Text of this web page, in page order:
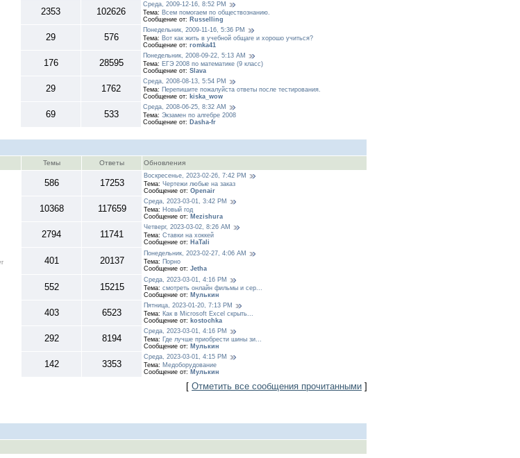
2353 102626
Среда, 2009-12-16, 8:52 PM
Тема: Всем помогаем по обществознанию.
Сообщение от: Russelling
29 576
Понедельник, 2009-11-16, 5:36 PM
Тема: Вот как жить в учебной общаге и хорошо учиться?
Сообщение от: romka41
176 28595
Понедельник, 2008-09-22, 5:13 AM
Тема: ЕГЭ 2008 по математике (9 класс)
Сообщение от: Slava
29 1762
Среда, 2008-08-13, 5:54 PM
Тема: Перепишите пожалуйста ответы после тестирования.
Сообщение от: kiska_wow
69 533
Среда, 2008-06-25, 8:32 AM
Тема: Экзамен по алгебре 2008
Сообщение от: Dasha-fr
Темы Ответы Обновления
586 17253
Воскресенье, 2023-02-26, 7:42 PM
Тема: Чертежи любые на заказ
Сообщение от: Openair
10368 117659
Среда, 2023-03-01, 3:42 PM
Тема: Новый год
Сообщение от: Mezishura
2794 11741
Четверг, 2023-03-02, 8:26 AM
Тема: Ставки на хоккей
Сообщение от: HaTali
401 20137
Понедельник, 2023-02-27, 4:06 AM
Тема: Порно
Сообщение от: Jetha
552 15215
Среда, 2023-03-01, 4:16 PM
Тема: смотреть онлайн фильмы и сер...
Сообщение от: Мулькин
403 6523
Пятница, 2023-01-20, 7:13 PM
Тема: Как в Microsoft Excel скрыть...
Сообщение от: kostochka
292 8194
Среда, 2023-03-01, 4:16 PM
Тема: Где лучше приобрести шины зи...
Сообщение от: Мулькин
142 3353
Среда, 2023-03-01, 4:15 PM
Тема: Медоборудование
Сообщение от: Мулькин
[ Отметить все сообщения прочитанными ]